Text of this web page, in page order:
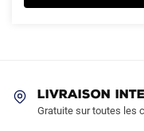
variations.
choisies
LIVRAISON
Gratuite sur toutes les